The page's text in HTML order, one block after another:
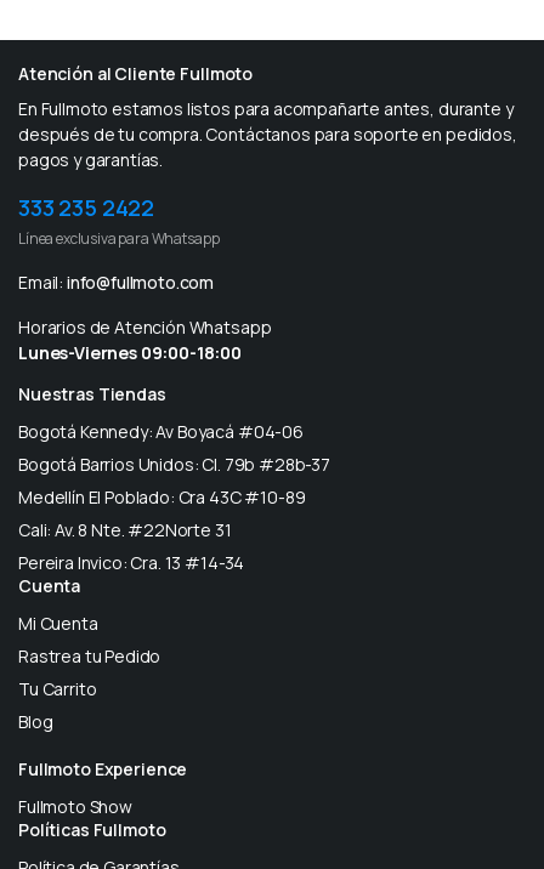
Atención al Cliente Fullmoto
En Fullmoto estamos listos para acompañarte antes, durante y
después de tu compra. Contáctanos para soporte en pedidos,
pagos y garantías.
333 235 2422
Línea exclusiva para Whatsapp
Email: info@fullmoto.com
Horarios de Atención Whatsapp
Lunes-Viernes 09:00-18:00
Nuestras Tiendas
Bogotá Kennedy: Av Boyacá #04-06
Bogotá Barrios Unidos: Cl. 79b #28b-37
Medellín El Poblado: Cra 43C #10-89
Cali: Av. 8 Nte. #22Norte 31
Pereira Invico: Cra. 13 #14-34
Cuenta
Mi Cuenta
Rastrea tu Pedido
Tu Carrito
Blog
Fullmoto Experience
Fullmoto Show
Políticas Fullmoto